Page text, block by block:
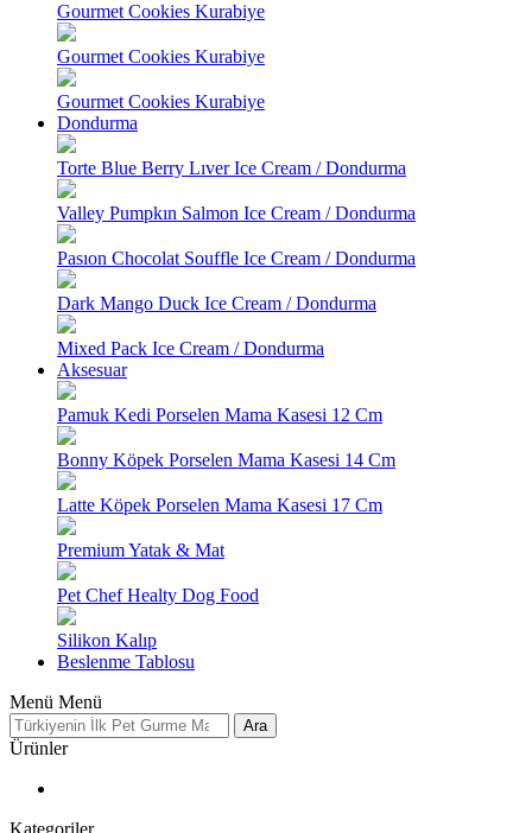
Gourmet Cookies Kurabiye
Gourmet Cookies Kurabiye
Gourmet Cookies Kurabiye
Dondurma
Torte Blue Berry Lıver Ice Cream / Dondurma
Valley Pumpkın Salmon Ice Cream / Dondurma
Pasıon Chocolat Souffle Ice Cream / Dondurma
Dark Mango Duck Ice Cream / Dondurma
Mixed Pack Ice Cream / Dondurma
Aksesuar
Pamuk Kedi Porselen Mama Kasesi 12 Cm
Bonny Köpek Porselen Mama Kasesi 14 Cm
Latte Köpek Porselen Mama Kasesi 17 Cm
Premium Yatak & Mat
Pet Chef Healty Dog Food
Silikon Kalıp
Beslenme Tablosu
Menü Menü
Ara
Ürünler
Kategoriler